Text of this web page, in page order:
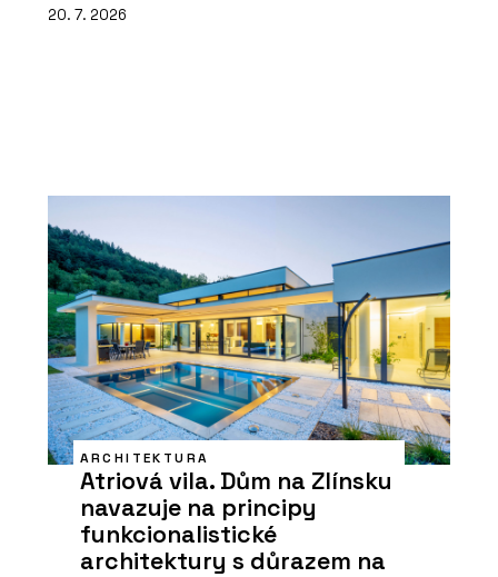
20. 7. 2026
ARCHITEKTURA
Atriová vila. Dům na Zlínsku
navazuje na principy
funkcionalistické
architektury s důrazem na